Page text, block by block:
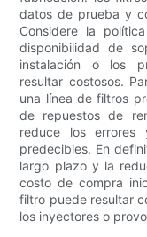
datos de prueba y
Considere la
disponibilidad de
instalación o los
resultar costosos.
una línea de filtros
de repuestos de
reduce los errores
predecibles. En
largo plazo y la
costo de compra
filtro puede resultar
los inyectores o